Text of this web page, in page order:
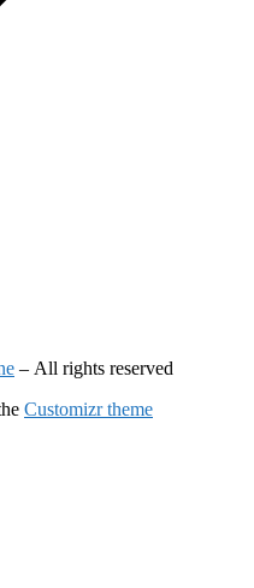
– All rights reserved
Customizr theme